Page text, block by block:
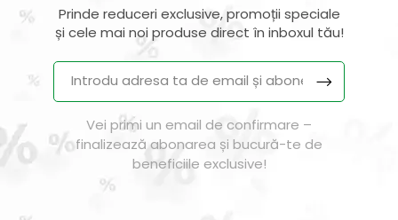
Prinde reduceri exclusive, promoții speciale
și cele mai noi produse direct în inboxul tău!
Vei primi un email de confirmare –
finalizează abonarea și bucură-te de
beneficiile exclusive!